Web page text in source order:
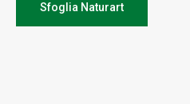
Sfoglia Naturart